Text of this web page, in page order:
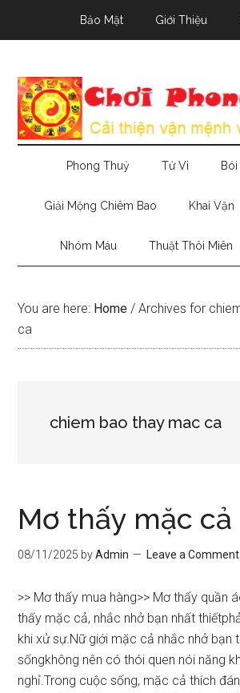
Bảo Mật Giới Thiệu
Phong Thuỷ Tử Vi
Giải Mộng Chiêm Bao Khai Vận
Nhóm Máu Thuật Thôi Miên
You are here: Home / Archives for
ca
chiem bao thay mac ca
Mơ thấy mặc cả
08/11/2025 byAdmin Leave a Comment
>> Mơ thấy mua hàng>> Mơ thấy quần
thấy mặc cả, nhắc nhở bạn nhất
khi xử sự.Nữ giới mặc cả nhắc nhở bạn
sốngkhông nên có thói quen nói năng
nghỉ.Trong cuộc sống, mặc cả thích